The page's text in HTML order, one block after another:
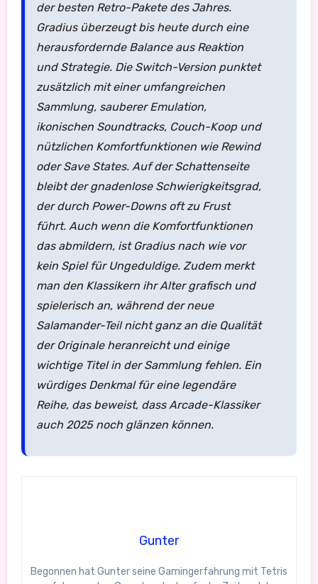
der besten Retro-Pakete des Jahres.
Gradius überzeugt bis heute durch eine
herausfordernde Balance aus Reaktion
und Strategie. Die Switch-Version punktet
zusätzlich mit einer umfangreichen
Sammlung, sauberer Emulation,
ikonischen Soundtracks, Couch-Koop und
nützlichen Komfortfunktionen wie Rewind
oder Save States. Auf der Schattenseite
bleibt der gnadenlose Schwierigkeitsgrad,
der durch Power-Downs oft zu Frust
führt. Auch wenn die Komfortfunktionen
das abmildern, ist Gradius nach wie vor
kein Spiel für Ungeduldige. Zudem merkt
man den Klassikern ihr Alter grafisch und
spielerisch an, während der neue
Salamander-Teil nicht ganz an die Qualität
der Originale heranreicht und einige
wichtige Titel in der Sammlung fehlen. Ein
würdiges Denkmal für eine legendäre
Reihe, das beweist, dass Arcade-Klassiker
auch 2025 noch glänzen können.
Gunter
Begonnen hat Gunter seine Gamingerfahrung mit Tetris